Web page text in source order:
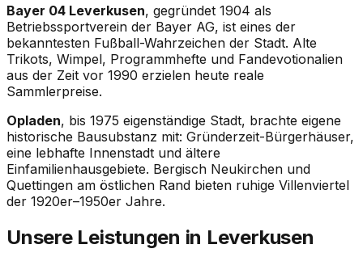
Bayer 04 Leverkusen, gegründet 1904 als
Betriebssportverein der Bayer AG, ist eines der
bekanntesten Fußball-Wahrzeichen der Stadt. Alte
Trikots, Wimpel, Programmhefte und Fandevotionalien
aus der Zeit vor 1990 erzielen heute reale
Sammlerpreise.
Opladen, bis 1975 eigenständige Stadt, brachte eigene
historische Bausubstanz mit: Gründerzeit-Bürgerhäuser,
eine lebhafte Innenstadt und ältere
Einfamilienhausgebiete. Bergisch Neukirchen und
Quettingen am östlichen Rand bieten ruhige Villenviertel
der 1920er–1950er Jahre.
Unsere Leistungen in Leverkusen